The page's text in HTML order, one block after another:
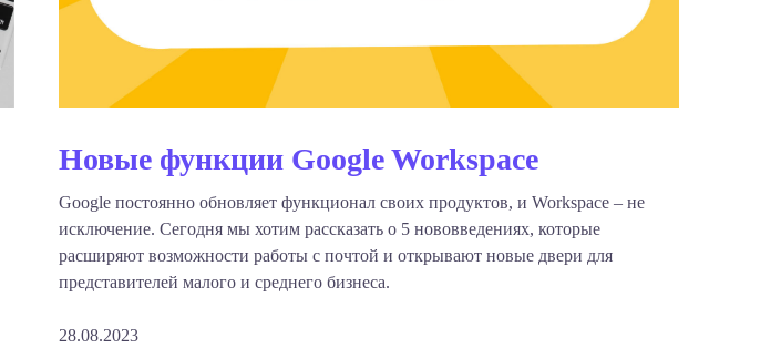
Новые функции Google Workspace
Google постоянно обновляет функционал своих продуктов, и Workspace – не
исключение. Сегодня мы хотим рассказать о 5 нововведениях, которые
расширяют возможности работы с почтой и открывают новые двери для
представителей малого и среднего бизнеса.
28.08.2023